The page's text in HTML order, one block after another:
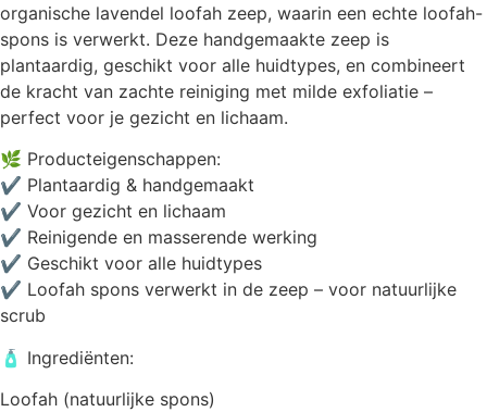
organische lavendel loofah zeep, waarin een echte loofah-
spons is verwerkt. Deze handgemaakte zeep is
plantaardig, geschikt voor alle huidtypes, en combineert
de kracht van zachte reiniging met milde exfoliatie –
perfect voor je gezicht en lichaam.
🌿 Producteigenschappen:
✔ Plantaardig & handgemaakt
✔ Voor gezicht en lichaam
✔ Reinigende en masserende werking
✔ Geschikt voor alle huidtypes
✔ Loofah spons verwerkt in de zeep – voor natuurlijke
scrub
🧴 Ingrediënten:
Loofah (natuurlijke spons)